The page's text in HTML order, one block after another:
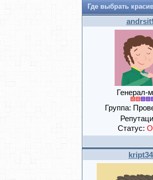
Где выбрать
Генерал-
Группа:
Статус: